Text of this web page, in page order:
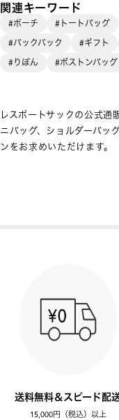
関連キーワード
#ポーチ #トートバッグ
#バックパック
#ギフト
#りぼん
#ボストンバッグ
レスポートサックの公式通
ニバッグ、ショルダーバッ
ンをお求めいただけます。
送料無料＆スピード配
15,000円（税込）以上